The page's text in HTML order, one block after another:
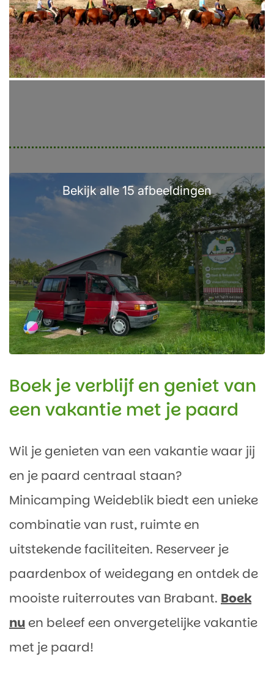
Bekijk alle 15 afbeeldingen
Boek je verblijf en geniet van
een vakantie met je paard
Wil je genieten van een vakantie waar jij
en je paard centraal staan?
Minicamping Weideblik biedt een unieke
combinatie van rust, ruimte en
uitstekende faciliteiten. Reserveer je
paardenbox of weidegang en ontdek de
mooiste ruiterroutes van Brabant. Boek
nuen beleef een onvergetelijke vakantie
met je paard!